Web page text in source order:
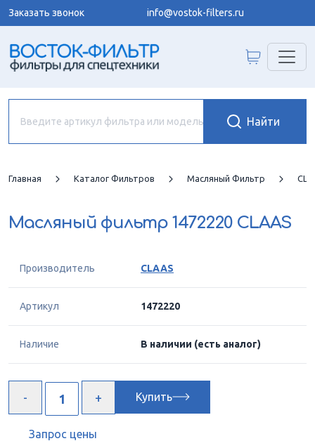
Заказать звонок info@vostok-filters.ru
Главная Каталог Фильтров Масляный Фильтр
Масляный фильтр 1472220 CLAAS
Производитель CLAAS
Артикул 1472220
Наличие В наличии (есть аналог)
Купить
Запрос цены